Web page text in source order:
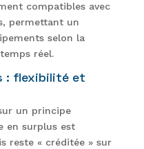
compatibles avec
permettant un
selon la
réel.
: flexibilité et
un principe
en surplus est
reste « créditée » sur